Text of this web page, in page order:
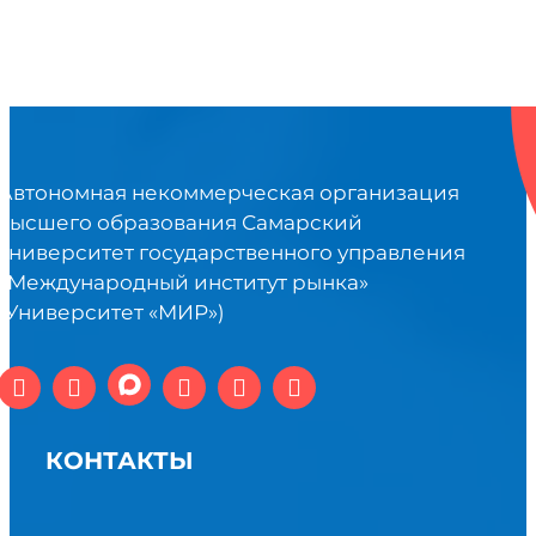
некоммерческая организация
образования Самарский
государственного управления
институт рынка»
«МИР»)
КОНТАКТЫ